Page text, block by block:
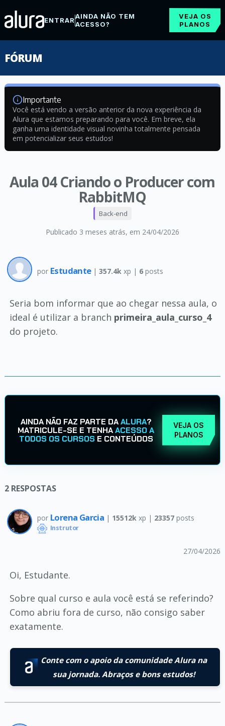
ENTRARAINDA NÃO TEM
ACESSO?
VEJA OS
PLANOS
FÓRUM
Importante
Você está vendo a versão anterior da nova experiência da
Alura que estamos preparando para você. Em breve, ela
ganha uma identidade visual novinha totalmente pensada
em potencializar seus estudos!
Aula 04 Criando o Producer com
RabbitMQ
Publicado 3 meses atrás, em 24/04/2026
Back-end
por Estudante | 357.4k xp | 6posts
Seria bom informar que ao chegar nessa aula, o
ideal é utilizar a branch primeira_aula_curso_4
do projeto.
AINDA NÃO FAZ PARTE DAALURA?
MATRICULE-SE E TENHAACESSO A
TODOS OS CURSOS E CONTEÚDOS
VEJA OS
PLANOS
2 RESPOSTAS
por Lorena Garcia | 15512k xp | 23357posts
Instrutor
27/04/2026
Oi, Estudante.
Sobre qual curso e aula você está se referindo?
Como abriu fora de curso, não consigo saber
exatamente.
Conte com o apoio da comunidade Alura na
sua jornada. Abraços e bons estudos!